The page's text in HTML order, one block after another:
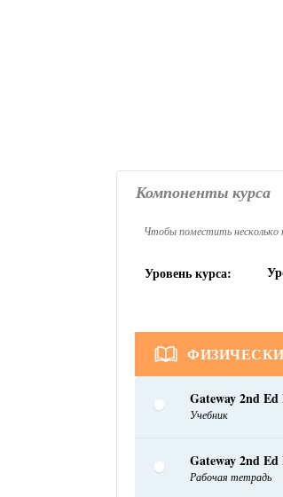
Компоненты курса
Чтобы поместить несколько
Уровень курса:
Gateway 2nd Ed
Учебник
Gateway 2nd
Рабочая тетрадь